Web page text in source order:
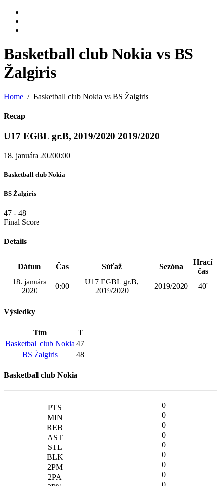
Basketball club Nokia vs BS
Žalgiris
Home Basketball club Nokia vs BS Žalgiris
Recap
U17 EGBL gr.B, 2019/2020 2019/2020
18. januára 20200:00
Basketball club Nokia
BS Žalgiris
47 - 48
Final Score
Details
Dátum Čas Súťaž Sezóna
Hrací
čas
18. januára
2020
0:00
U17 EGBL gr.B,
2019/2020
2019/2020 40'
Výsledky
Tím
T
Basketball club Nokia 47
BS Žalgiris
48
Basketball club Nokia
0
0
0
0
0
0
0
0